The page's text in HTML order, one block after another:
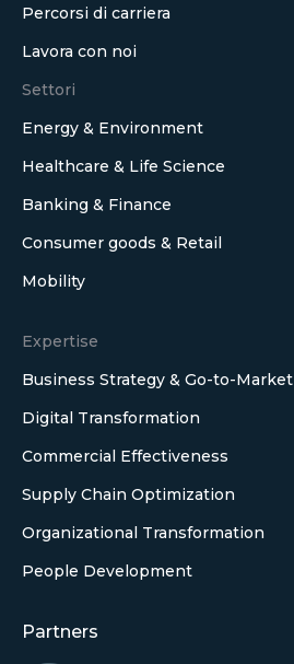
Percorsi di carriera
Lavora con noi
Settori
Energy & Environment
Healthcare & Life Science
Banking & Finance
Consumer goods & Retail
Mobility
Expertise
Business Strategy & Go-to-Market
Digital Transformation
Commercial Effectiveness
Supply Chain Optimization
Organizational Transformation
People Development
Partners